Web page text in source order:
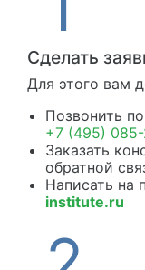
Сделать
Для этого вам
Позвонить
+7 (495)
Заказать
обратной
Написать на
institute.ru